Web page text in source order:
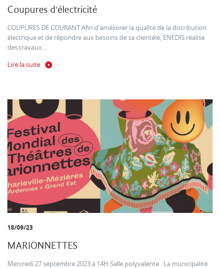
Coupures d'électricité
COUPURES DE COURANT Afin d'améliorer la qualité de la distribution
électrique et de répondre aux besoins de sa clientèle, ENEDIS réalise
des travaux...
Lire la suite
18/09/23
MARIONNETTES
Mercredi 27 septembre 2023 à 14H Salle polyvalente La municipalité